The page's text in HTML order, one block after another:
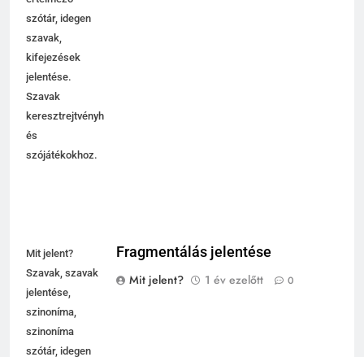
szótár, idegen
szavak,
kifejezések
jelentése.
Szavak
keresztrejtvényhez
és
szójátékokhoz.
Mit jelent?
Szavak, szavak
jelentése,
szinoníma,
szinoníma
szótár, idegen
Fragmentálás jelentése
Mit jelent?
1 év ezelőtt 0